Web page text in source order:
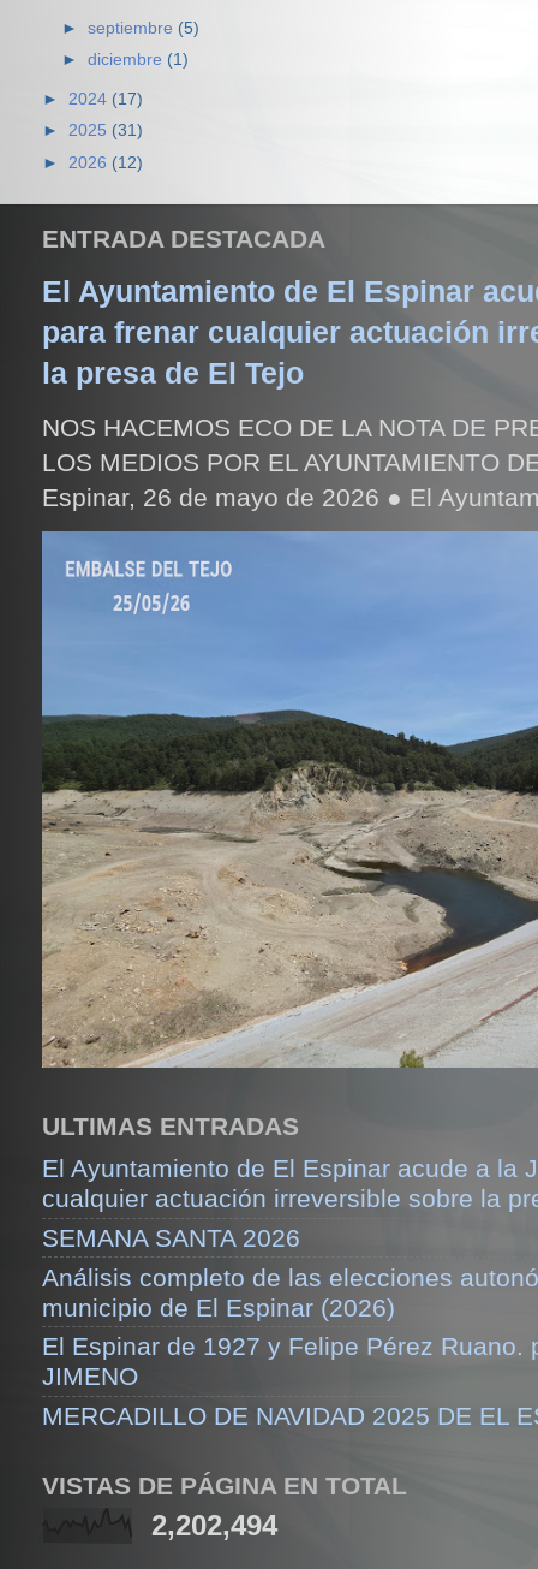
►septiembre (5)
►diciembre (1)
► 2024 (17)
► 2025 (31)
► 2026 (12)
ENTRADA DESTACADA
El Ayuntamiento de El Espinar
para frenar cualquier actuación
la presa de El Tejo
NOS HACEMOS ECO DE LA NOTA DE
LOS MEDIOS POR EL AYUNTAMIENTO
Espinar, 26 de mayo de 2026 ● El
ULTIMAS ENTRADAS
El Ayuntamiento de El Espinar acude a la
cualquier actuación irreversible sobre la
SEMANA SANTA 2026
Análisis completo de las elecciones
municipio de El Espinar (2026)
El Espinar de 1927 y Felipe Pérez Ruano.
JIMENO
MERCADILLO DE NAVIDAD 2025 DE EL
VISTAS DE PÁGINA EN TOTAL
2,202,494